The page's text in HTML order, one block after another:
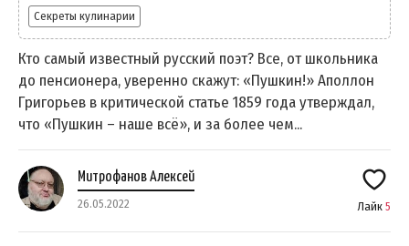
Секреты кулинарии
Кто самый известный русский поэт? Все, от школьника
до пенсионера, уверенно скажут: «Пушкин!» Аполлон
Григорьев в критической статье 1859 года утверждал,
что «Пушкин – наше всё», и за более чем...
Митрофанов Алексей
26.05.2022 Лайк 5